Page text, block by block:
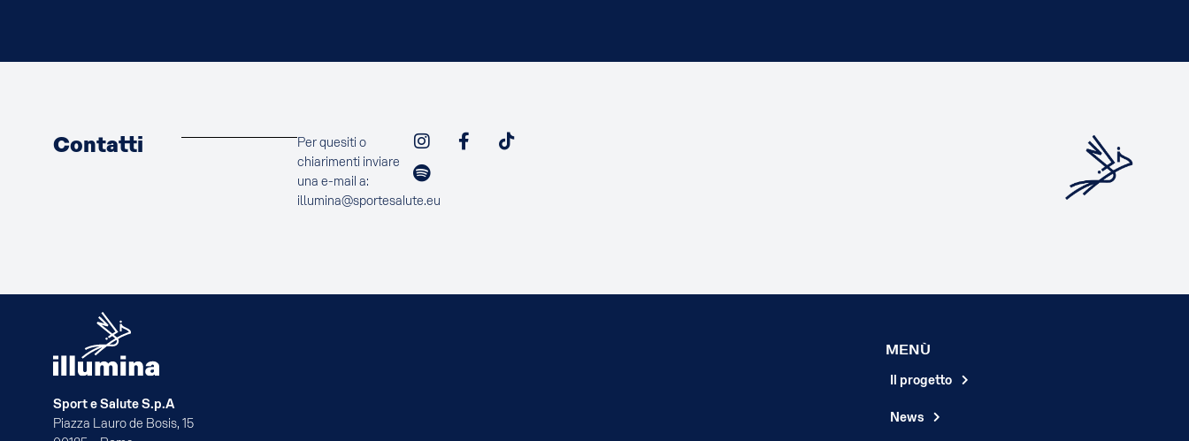
Contatti
Per quesiti o
chiarimenti inviare
una e-mail a:
illumina@sportesalute.eu
Sport e Salute S.p.A
Piazza Lauro de Bosis, 15
MENÙ
Il progetto
News